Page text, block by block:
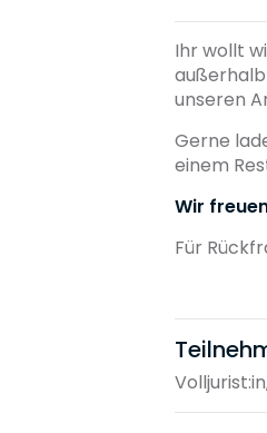
Ihr wollt
unseren
Gerne
einem
Wir
Für